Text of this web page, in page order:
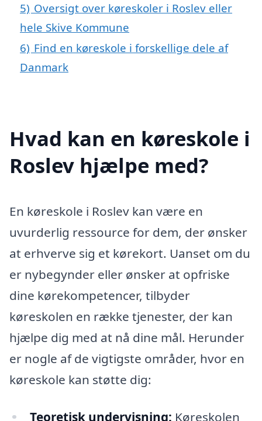
5) Oversigt over køreskoler i Roslev eller
hele Skive Kommune
6) Find en køreskole i forskellige dele af
Danmark
Hvad kan en køreskole i
Roslev hjælpe med?
En køreskole i Roslev kan være en
uvurderlig ressource for dem, der ønsker
at erhverve sig et kørekort. Uanset om du
er nybegynder eller ønsker at opfriske
dine kørekompetencer, tilbyder
køreskolen en række tjenester, der kan
hjælpe dig med at nå dine mål. Herunder
er nogle af de vigtigste områder, hvor en
køreskole kan støtte dig:
Teoretisk undervisning: Køreskolen